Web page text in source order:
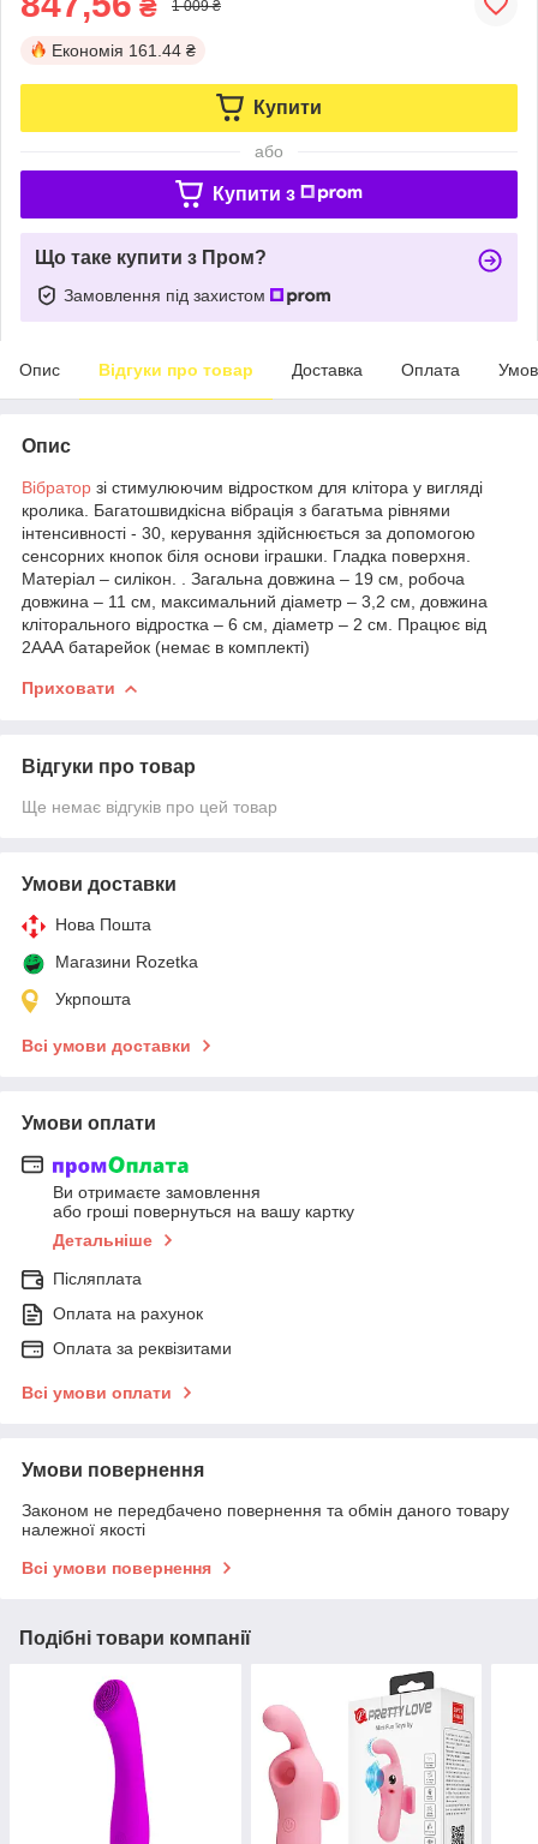
₴ 1 009 ₴
Економія 161.44 ₴
Купити
або
Купити з
Що таке купити з Пром?
Замовлення під захистом
Опис Відгуки про товар Доставка Оплата
Опис
Вібратор зі стимулюючим відростком для клітора у вигляді
кролика. Багатошвидкісна вібрація з багатьма рівнями
інтенсивності - 30, керування здійснюється за допомогою
сенсорних кнопок біля основи іграшки. Гладка поверхня.
Матеріал – силікон. . Загальна довжина – 19 см, робоча
довжина – 11 см, максимальний діаметр – 3,2 см, довжина
кліторального відростка – 6 см, діаметр – 2 см. Працює від
2ААА батарейок (немає в комплекті)
Приховати
Відгуки про товар
Ще немає відгуків про цей товар
Умови доставки
Нова Пошта
Магазини Rozetka
Укрпошта
Всі умови доставки
Умови оплати
Ви отримаєте замовлення
або гроші повернуться на вашу картку
Детальніше
Післяплата
Оплата на рахунок
Оплата за реквізитами
Всі умови оплати
Умови повернення
Законом не передбачено повернення та обмін даного товару
належної якості
Всі умови повернення
Подібні товари компанії